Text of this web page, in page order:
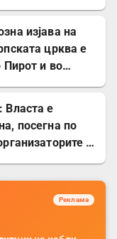
изјава на
црква е
Пирот и во
Власта е
посегна по
и
Реклама